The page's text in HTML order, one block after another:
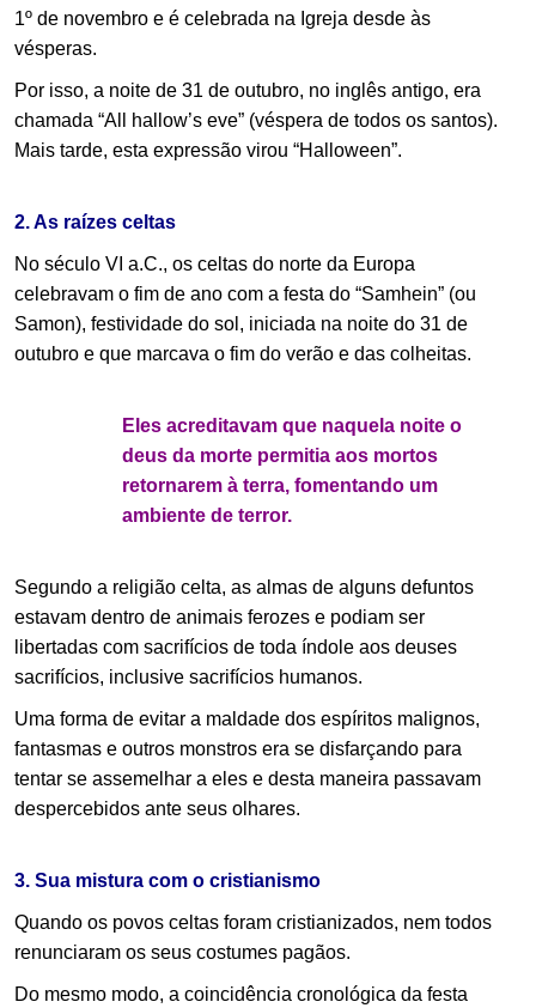
1º de novembro e é celebrada na Igreja desde às
vésperas.
Por isso, a noite de 31 de outubro, no inglês antigo, era
chamada “All hallow’s eve” (véspera de todos os santos).
Mais tarde, esta expressão virou “Halloween”.
2. As raízes celtas
No século VI a.C., os celtas do norte da Europa
celebravam o fim de ano com a festa do “Samhein” (ou
Samon), festividade do sol, iniciada na noite do 31 de
outubro e que marcava o fim do verão e das colheitas.
Eles acreditavam que naquela noite o
deus da morte permitia aos mortos
retornarem à terra, fomentando um
ambiente de terror.
Segundo a religião celta, as almas de alguns defuntos
estavam dentro de animais ferozes e podiam ser
libertadas com sacrifícios de toda índole aos deuses
sacrifícios, inclusive sacrifícios humanos.
Uma forma de evitar a maldade dos espíritos malignos,
fantasmas e outros monstros era se disfarçando para
tentar se assemelhar a eles e desta maneira passavam
despercebidos ante seus olhares.
3. Sua mistura com o cristianismo
Quando os povos celtas foram cristianizados, nem todos
renunciaram os seus costumes pagãos.
Do mesmo modo, a coincidência cronológica da festa